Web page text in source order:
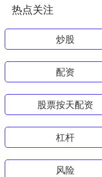
热点关注
炒股
配资
股票按天配资
杠杆
风险